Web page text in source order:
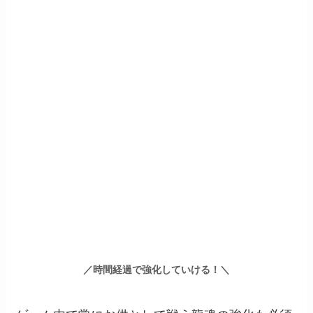
／時間経過で強化していける！＼